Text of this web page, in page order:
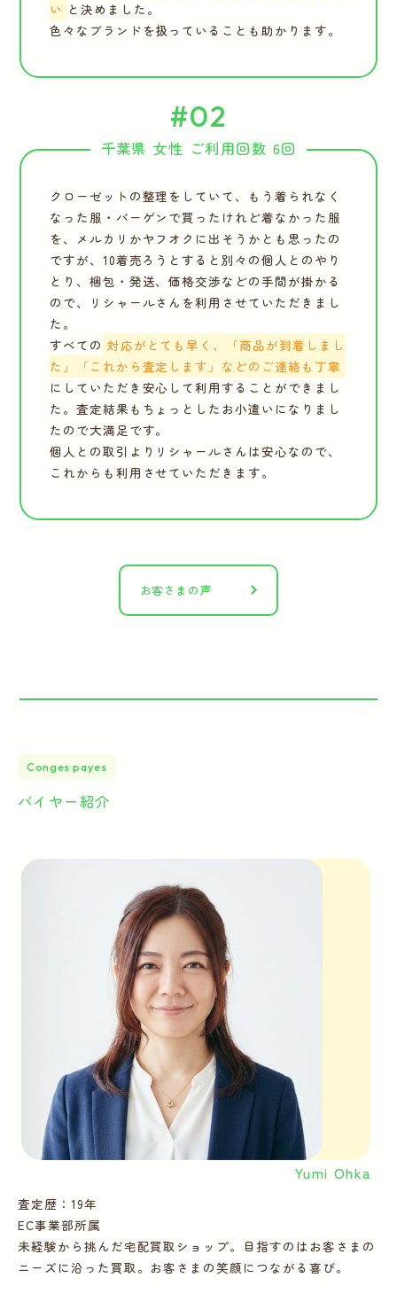
い と決めました。
色々なブランドを扱っていることも助かります。
#02
千葉県 女性 ご利用回数 6回
クローゼットの整理をしていて、もう着られなく
なった服・バーゲンで買ったけれど着なかった服
を、メルカリかヤフオクに出そうかとも思ったの
ですが、10着売ろうとすると別々の個人とのやり
とり、梱包・発送、価格交渉などの手間が掛かる
ので、リシャールさんを利用させていただきまし
た。
すべての 対応がとても早く、「商品が到着しまし
た」「これから査定します」などのご連絡も丁寧
にしていただき安心して利用することができまし
た。査定結果もちょっとしたお小遣いになりまし
たので大満足です。
個人との取引よりリシャールさんは安心なので、
これからも利用させていただきます。
お客さまの声
Conges payes
バイヤー紹介
Yumi Ohka
査定歴：19年
EC事業部所属
未経験から挑んだ宅配買取ショップ。目指すのはお客さまの
ニーズに沿った買取。お客さまの笑顔につながる喜び。